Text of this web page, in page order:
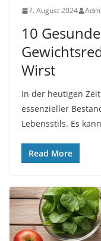
7. August 2024
10
Wirst
In der heutigen
essenzieller
Lebensstils. Es
Read More